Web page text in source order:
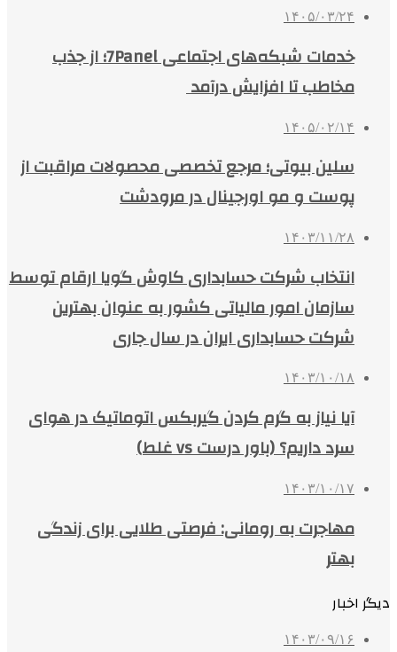
۱۴۰۵/۰۳/۲۴
خدمات شبکه‌های اجتماعی 7Panel؛ از جذب
مخاطب تا افزایش درآمد
۱۴۰۵/۰۲/۱۴
سلین بیوتی؛ مرجع تخصصی محصولات مراقبت از
پوست و مو اورجینال در مرودشت
۱۴۰۳/۱۱/۲۸
انتخاب شرکت حسابداری کاوش گویا ارقام توسط
سازمان امور مالیاتی کشور به عنوان بهترین
شرکت حسابداری ایران در سال جاری
۱۴۰۳/۱۰/۱۸
آیا نیاز به گرم کردن گیربکس اتوماتیک در هوای
سرد داریم؟ (باور درست vs غلط)
۱۴۰۳/۱۰/۱۷
مهاجرت به رومانی: فرصتی طلایی برای زندگی
بهتر
دیگر اخبار
۱۴۰۳/۰۹/۱۶